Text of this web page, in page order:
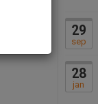
29
sep
28
jan
22
28